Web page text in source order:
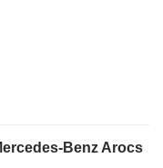
Benz Arocs